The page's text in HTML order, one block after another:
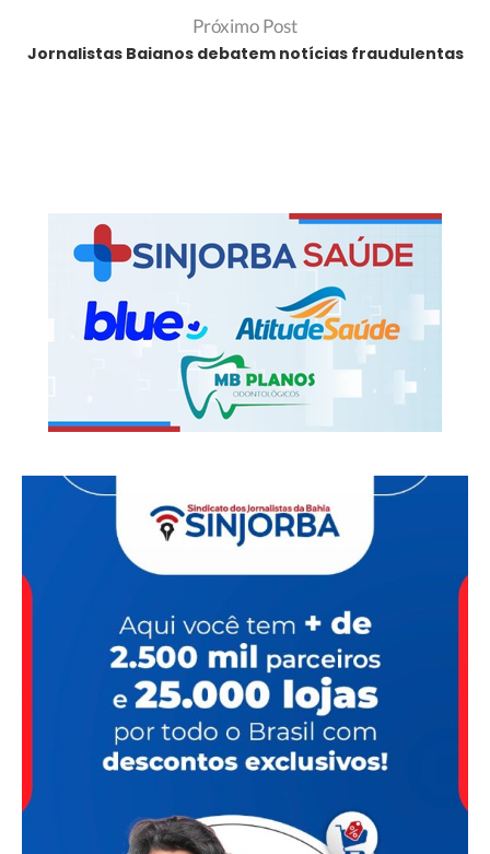
Próximo Post
Jornalistas Baianos debatem notícias fraudulentas